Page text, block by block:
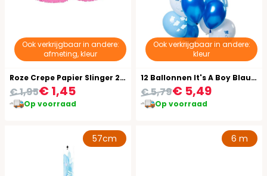
Ook verkrijgbaar in andere:
afmeting, kleur
Roze Crepe Papier Slinger 24 Meter
€ 1,45
€ 1,95
Op voorraad
Ook verkrijgbaar in andere:
kleur
12 Ballonnen It's A Boy Blauw 30cm
€ 5,49
€ 5,79
Op voorraad
57cm 6 m